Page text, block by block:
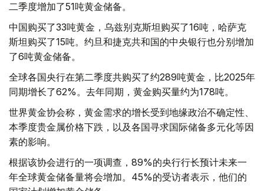
二季度增加了51吨黄金储备。
中国购买了33吨黄金，乌兹别克斯坦购买了16吨，哈萨克
斯坦购买了15吨。约旦和捷克共和国的中央银行也分别增加
了6吨黄金储备。
全球各国央行在第二季度共购买了约289吨黄金，比2025年
同期增长了62%。去年同期，黄金购买量约为178吨。
世界黄金协会称，黄金需求的增长受到地缘政治不确定性、
本季度贵金属价格下跌，以及各国寻求国际储备多元化等因
素的影响。
根据该协会进行的一项调查，89%的央行行长预计未来一
年全球黄金储备量将会增加。45%的受访者表示，他们的